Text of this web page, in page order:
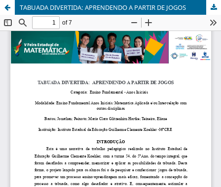
TABUADA DIVERTIDA: APRENDENDO A PARTIR DE JOGOS